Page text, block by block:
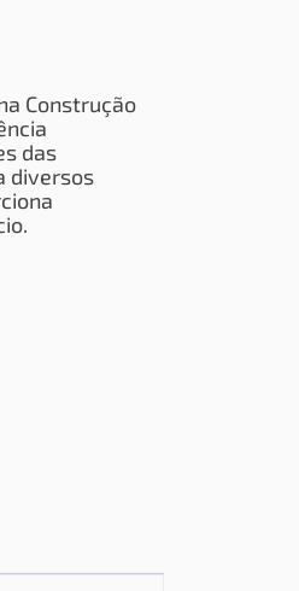
Construção
das
diversos